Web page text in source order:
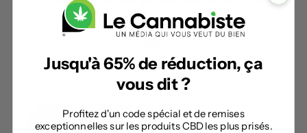
catégorie
Jusqu'à 65% de réduction, ça
vous dit ?
Profitez d'un code spécial et de remises
exceptionnelles sur les produits CBD les plus prisés.